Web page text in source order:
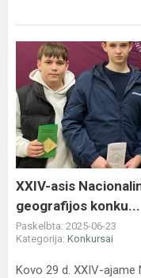
XXIV-
asis
Nacionalinis
mokinių
Č.
Kudabos
geografijos
konku...
XXIV-asis
geografijos konku...
Paskelbta: 2025-06-23
Kategorija: Konkursai
Kovo 29 d. XXIV-ajame